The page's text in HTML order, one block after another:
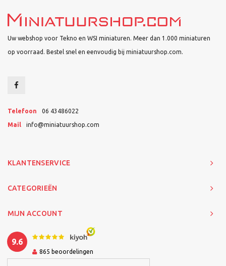
Uw webshop voor Tekno en WSI miniaturen. Meer dan 1.000 miniaturen
op voorraad. Bestel snel en eenvoudig bij miniatuurshop.com.
Telefoon 06 43486022
Mail info@miniatuurshop.com
KLANTENSERVICE
CATEGORIEËN
MIJN ACCOUNT
9.6
865 beoordelingen